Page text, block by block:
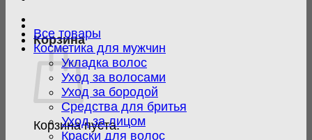
Корзина
Корзина пуста.
Все товары
Косметика для мужчин
Укладка волос
Уход за волосами
Уход за бородой
Средства для бритья
Уход за лицом
Краски для волос